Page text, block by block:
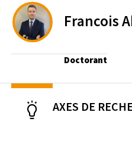
Francois
Doctorant
AXES DE